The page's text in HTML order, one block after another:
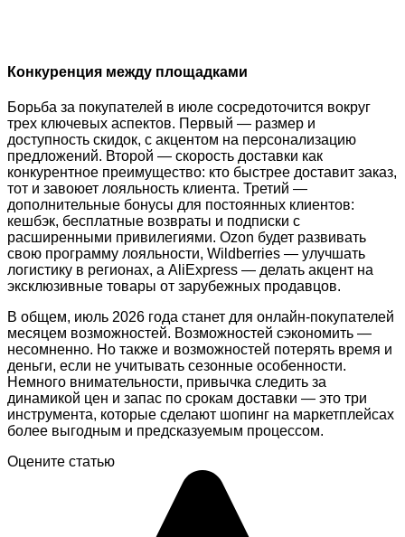
Конкуренция между площадками
Борьба за покупателей в июле сосредоточится вокруг
трех ключевых аспектов. Первый — размер и
доступность скидок, с акцентом на персонализацию
предложений. Второй — скорость доставки как
конкурентное преимущество: кто быстрее доставит заказ,
тот и завоюет лояльность клиента. Третий —
дополнительные бонусы для постоянных клиентов:
кешбэк, бесплатные возвраты и подписки с
расширенными привилегиями. Ozon будет развивать
свою программу лояльности, Wildberries — улучшать
логистику в регионах, а AliExpress — делать акцент на
эксклюзивные товары от зарубежных продавцов.
В общем, июль 2026 года станет для онлайн-покупателей
месяцем возможностей. Возможностей сэкономить —
несомненно. Но также и возможностей потерять время и
деньги, если не учитывать сезонные особенности.
Немного внимательности, привычка следить за
динамикой цен и запас по срокам доставки — это три
инструмента, которые сделают шопинг на маркетплейсах
более выгодным и предсказуемым процессом.
Оцените статью